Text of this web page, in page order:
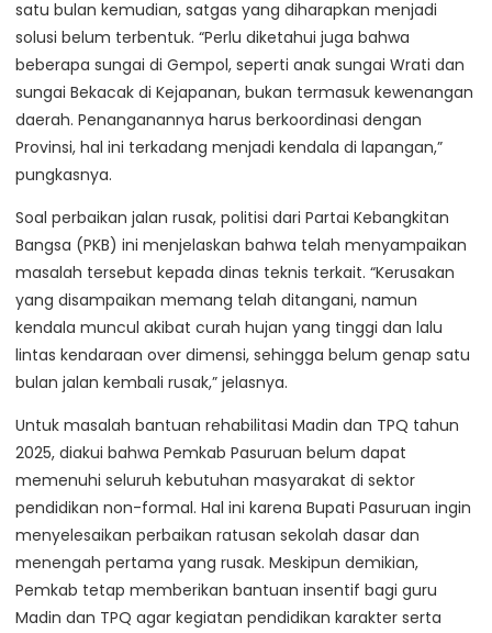
satu bulan kemudian, satgas yang diharapkan menjadi
solusi belum terbentuk. “Perlu diketahui juga bahwa
beberapa sungai di Gempol, seperti anak sungai Wrati dan
sungai Bekacak di Kejapanan, bukan termasuk kewenangan
daerah. Penanganannya harus berkoordinasi dengan
Provinsi, hal ini terkadang menjadi kendala di lapangan,”
pungkasnya.
Soal perbaikan jalan rusak, politisi dari Partai Kebangkitan
Bangsa (PKB) ini menjelaskan bahwa telah menyampaikan
masalah tersebut kepada dinas teknis terkait. “Kerusakan
yang disampaikan memang telah ditangani, namun
kendala muncul akibat curah hujan yang tinggi dan lalu
lintas kendaraan over dimensi, sehingga belum genap satu
bulan jalan kembali rusak,” jelasnya.
Untuk masalah bantuan rehabilitasi Madin dan TPQ tahun
2025, diakui bahwa Pemkab Pasuruan belum dapat
memenuhi seluruh kebutuhan masyarakat di sektor
pendidikan non-formal. Hal ini karena Bupati Pasuruan ingin
menyelesaikan perbaikan ratusan sekolah dasar dan
menengah pertama yang rusak. Meskipun demikian,
Pemkab tetap memberikan bantuan insentif bagi guru
Madin dan TPQ agar kegiatan pendidikan karakter serta